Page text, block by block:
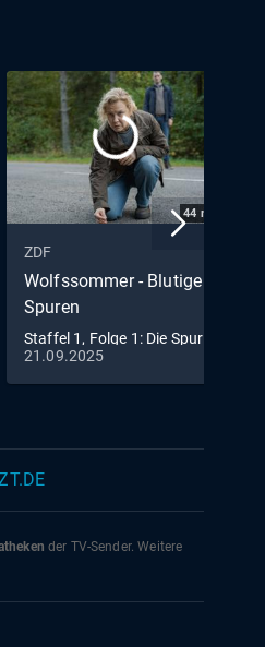
44 min
ZDF
Wolfssommer - Blutige
Spuren
Staffel 1, Folge 1: Die Spur
der Wölfe
21.09.2025
der TV-Sender. Weitere